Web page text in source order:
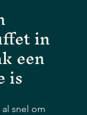
in
een
is
snel om